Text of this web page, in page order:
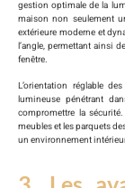
gestion optimale de la
maison non seulement
extérieure moderne et
l’angle, permettant ainsi
fenêtre.
L’orientation réglable
lumineuse pénétrant
compromettre la
meubles et les parquets
un environnement